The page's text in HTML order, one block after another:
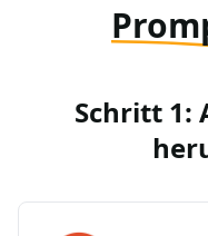
Schritt 1: